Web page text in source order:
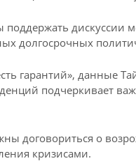
дискуссии
долгосрочных
гарантий», данные
подчеркивает
договориться о
кризисами.